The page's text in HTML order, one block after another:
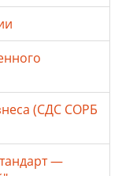
(СДС СОРБ
—